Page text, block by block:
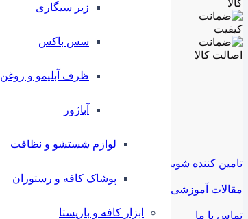
زیر سیگاری
سس باکس
ظرف آبلیمو و روغن
آباژور
لوازم شستشو و نظافت
پوشاک کافه و رستوران
ابزار کافه و باریستا
تامین کننده شوید
مقالات آموزشی
تماس با ما